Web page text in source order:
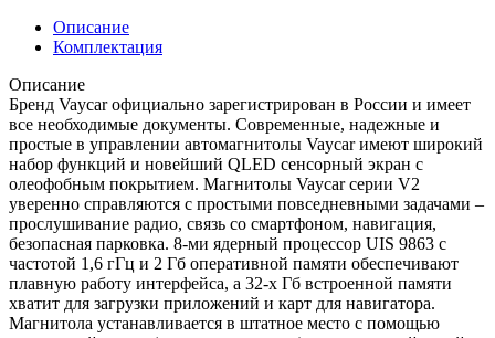
Описание
Комплектация
Описание
Бренд Vaycar официально зарегистрирован в России и имеет
все необходимые документы. Современные, надежные и
простые в управлении автомагнитолы Vaycar имеют широкий
набор функций и новейший QLED сенсорный экран с
олеофобным покрытием. Магнитолы Vaycar серии V2
уверенно справляются с простыми повседневными задачами –
прослушивание радио, связь со смартфоном, навигация,
безопасная парковка. 8-ми ядерный процессор UIS 9863 с
частотой 1,6 гГц и 2 Гб оперативной памяти обеспечивают
плавную работу интерфейса, а 32-х Гб встроенной памяти
хватит для загрузки приложений и карт для навигатора.
Магнитола устанавливается в штатное место с помощью